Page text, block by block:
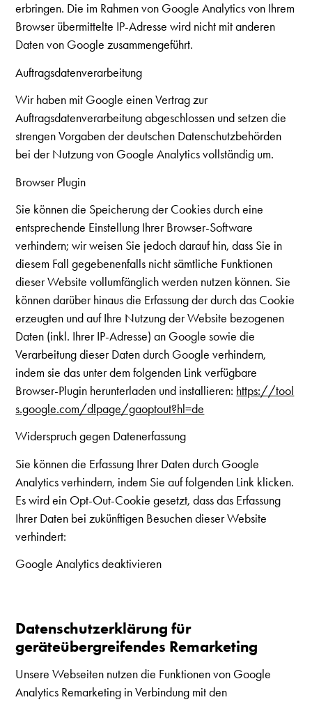
erbringen. Die im Rahmen von Google Analytics von Ihrem
Browser übermittelte IP-Adresse wird nicht mit anderen
Daten von Google zusammengeführt.
Auftragsdatenverarbeitung
Wir haben mit Google einen Vertrag zur
Auftragsdatenverarbeitung abgeschlossen und setzen die
strengen Vorgaben der deutschen Datenschutzbehörden
bei der Nutzung von Google Analytics vollständig um.
Browser Plugin
Sie können die Speicherung der Cookies durch eine
entsprechende Einstellung Ihrer Browser-Software
verhindern; wir weisen Sie jedoch darauf hin, dass Sie in
diesem Fall gegebenenfalls nicht sämtliche Funktionen
dieser Website vollumfänglich werden nutzen können. Sie
können darüber hinaus die Erfassung der durch das Cookie
erzeugten und auf Ihre Nutzung der Website bezogenen
Daten (inkl. Ihrer IP-Adresse) an Google sowie die
Verarbeitung dieser Daten durch Google verhindern,
indem sie das unter dem folgenden Link verfügbare
Browser-Plugin herunterladen und installieren: https://tool
s.google.com/dlpage/gaoptout?hl=de
Widerspruch gegen Datenerfassung
Sie können die Erfassung Ihrer Daten durch Google
Analytics verhindern, indem Sie auf folgenden Link klicken.
Es wird ein Opt-Out-Cookie gesetzt, dass das Erfassung
Ihrer Daten bei zukünftigen Besuchen dieser Website
verhindert:
Google Analytics deaktivieren
Datenschutzerklärung für
geräteübergreifendes Remarketing
Unsere Webseiten nutzen die Funktionen von Google
Analytics Remarketing in Verbindung mit den